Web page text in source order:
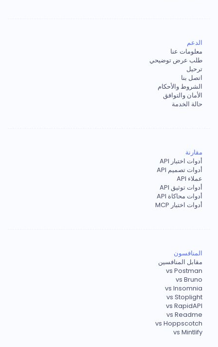
الدعم
معلومات عنا
طلب عرض توضيحي
ترحيل
اتصل بنا
الشروط والأحكام
الأمان والتوافق
حالة الخدمة
مقارنة
أدوات اختبار API
أدوات تصميم API
عملاء API
أدوات توثيق API
أدوات محاكاة API
أدوات اختبار MCP
المنافسون
مقابل المنافسين
vs Postman
vs Bruno
vs Insomnia
vs Stoplight
vs RapidAPI
vs Readme
vs Hoppscotch
vs Mintlify